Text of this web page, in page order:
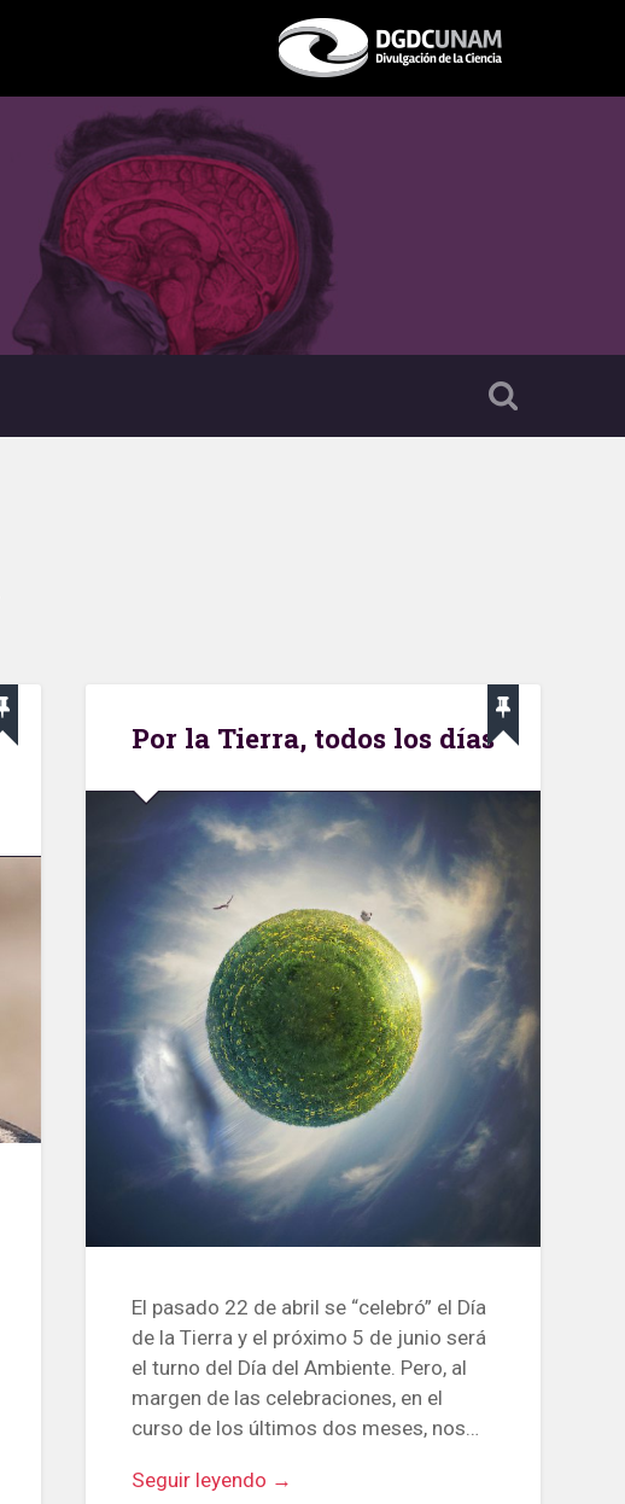
Por la Tierra, todos los días
El pasado 22 de abril se “celebró” el Día
de la Tierra y el próximo 5 de junio será
el turno del Día del Ambiente. Pero, al
margen de las celebraciones, en el
curso de los últimos dos meses, nos…
Seguir leyendo →